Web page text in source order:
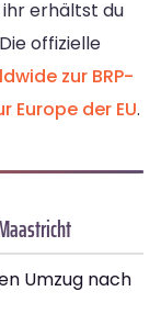
erhältst du
offizielle
zur BRP-
Europe der EU.
Umzug nach